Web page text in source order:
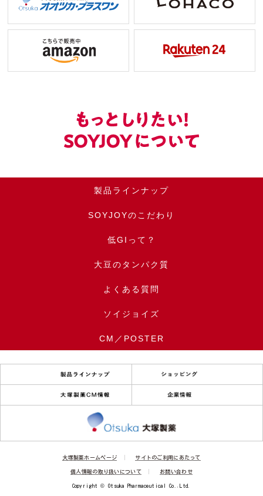
製品ラインナップ
SOYJOYのこだわり
低GIって？
大豆のタンパク質
よくある質問
ソイジョイズ
CM／POSTER
大塚製薬ホームページ サイトのご利用にあたって
個人情報の取り扱いについて お問い合わせ
Copyright © Otsuka Pharmaceutical Co.,Ltd.